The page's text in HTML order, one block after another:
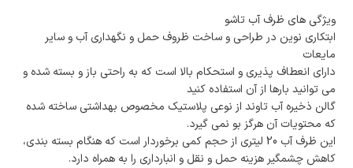
ویژگی های ظرف آب تاشو
ابتکاری نوین در طراحی و ساخت ظروف حمل و نگهداری آب و سایر
مایعات
دارای انعطاف پذیری و استحکام بالا است که به راحتی باز و بسته شده و
می توانید بارها از آن استفاده کنید
گالن ذخیره آب تاوند از نوعی پلاستیک مخصوص بهداشتی ساخته شده
که محتویات آن هرگز بو نمی گیرد.
این ظرف آب 20 لیتری از حجم کمی برخوردار است که هنگام بسته بندی،
کاهش چشمگیر هزینه حمل و نقل و انبارداری را به همراه دارد.